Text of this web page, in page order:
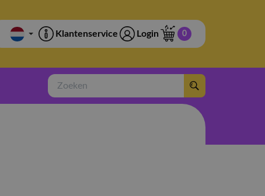
Klantenservice Login 0
Zoeken